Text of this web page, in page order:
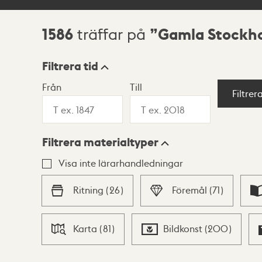
Sökresultat
1586 träffar på Gamla
Visningsläge
Lista Karta
Filtrera tid
Från Till
Filtrera materialtyper
Visa inte lärarhandledningar
Ritning (26) Föremål (71)
Karta (81) Bildkonst (200)